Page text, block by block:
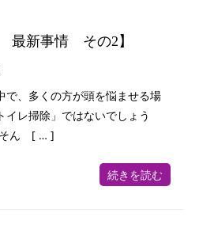
最新事情 その2】
で、多くの方が頭を悩ませる場
イレ掃除」ではないでしょう
そん [ … ]
続きを読む